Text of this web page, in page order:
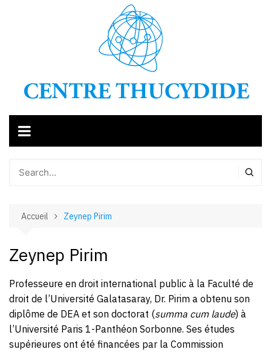
Accueil Zeynep Pirim
Zeynep Pirim
Professeure en droit international public à la Faculté de
droit de l’Université Galatasaray, Dr. Pirim a obtenu son
diplôme de DEA et son doctorat (summa cum laude) à
l’Université Paris 1-Panthéon Sorbonne. Ses études
supérieures ont été financées par la Commission